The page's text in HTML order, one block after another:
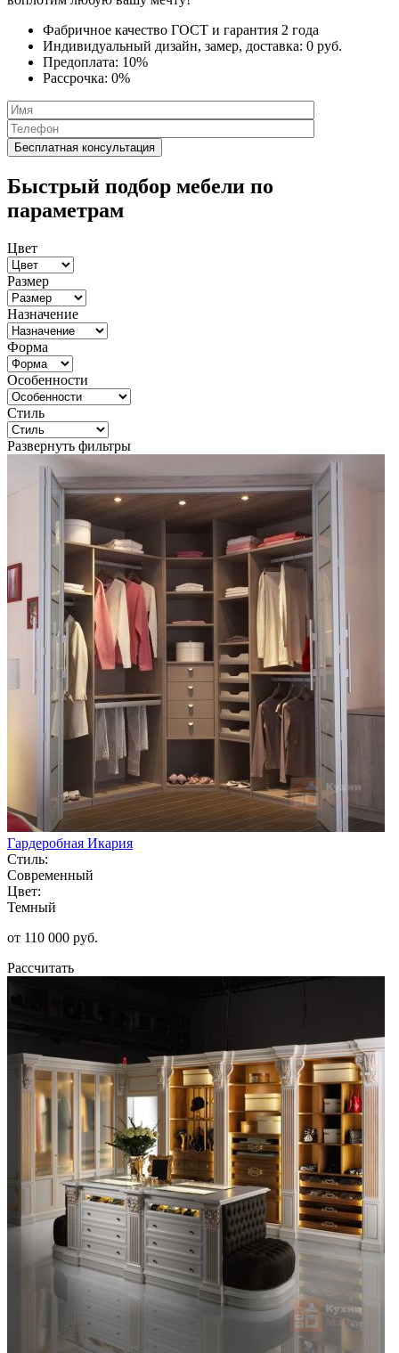
Фабричное качество ГОСТ и гарантия 2 года
Индивидуальный дизайн, замер, доставка: 0 руб.
Предоплата: 10%
Рассрочка: 0%
Быстрый подбор мебели по
параметрам
Цвет
Размер
Назначение
Форма
Особенности
Стиль
Развернуть фильтры
Гардеробная Икария
Стиль:
Современный
Цвет:
Темный
от 110 000 руб.
Рассчитать